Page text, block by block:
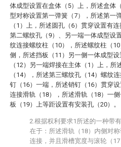
体成型设置在盒体（5）上，所述盒体
型对称设置第一弹簧（7），所述第一
（1）上，所述圆孔（6）贯穿设置有
第二螺纹孔（9）、另一端一体成型设
纹连接螺纹柱（10），所述螺纹柱（
侧，所述挡板（11）另一侧一体成型
（12）另一端焊接在主体（1）上，
（14），所述第三螺纹孔（14）螺纹
钉（16）一端，所述销钉（16）贯穿
连接滑轨（18），所述滑轨（18）一
板（19）上等距设置有安装孔（20）。
2.根据权利要求1所述的一种带
在于：所述滑轨（18）内侧对
连接，并且滑槽宽度与滚轮（17